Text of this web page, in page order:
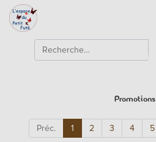
Promotions
Préc. 1 2 3 4 5